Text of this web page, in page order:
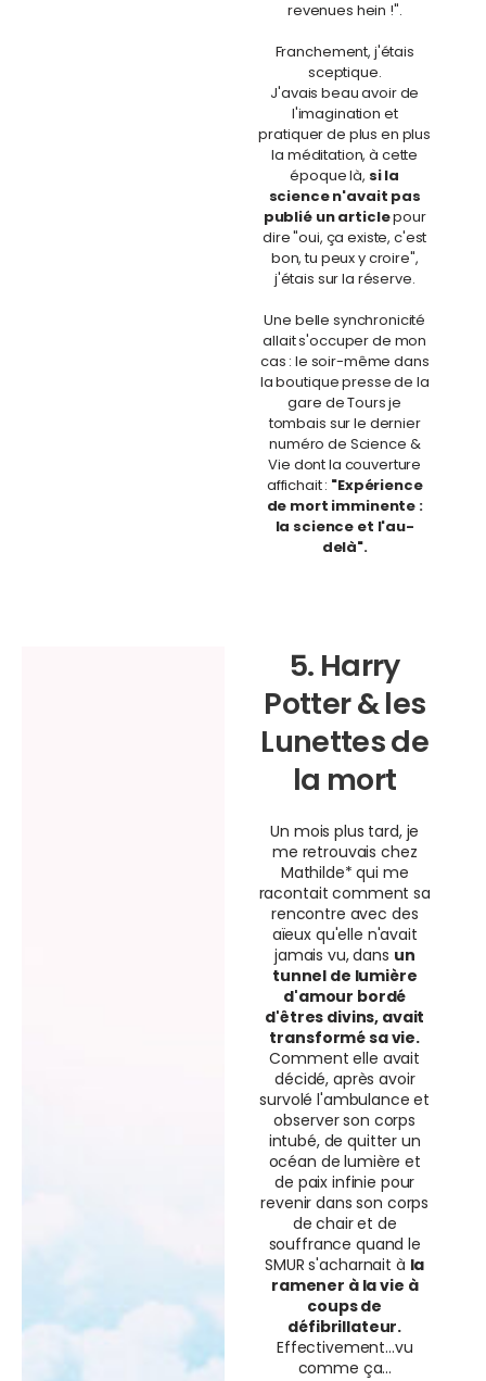
revenues hein !".
Franchement, j'étais
sceptique.
J'avais beau avoir de
l'imagination et
pratiquer de plus en plus
la méditation, à cette
époque là, si la
science n'avait pas
publié un articlepour
dire "oui, ça existe, c'est
bon, tu peux y croire",
j'étais sur la réserve.
Une belle synchronicité
allait s'occuper de mon
cas : le soir-même dans
la boutique presse de la
gare de Tours je
tombais sur le dernier
numéro de Science &
Vie dont la couverture
affichait : "Expérience
de mort imminente :
la science et l'au-
delà".
5. Harry
Potter & les
Lunettes de
la mort
Un mois plus tard, je
me retrouvais chez
Mathilde* qui me
racontait comment sa
rencontre avec des
aïeux qu'elle n'avait
jamais vu, dans un
tunnel de lumière
d'amour bordé
d'êtres divins, avait
transformé sa vie.
Comment elle avait
décidé, après avoir
survolé l'ambulance et
observer son corps
intubé, de quitter un
océan de lumière et
de paix infinie pour
revenir dans son corps
de chair et de
souffrance quand le
SMUR s'acharnait à la
ramener à la vie à
coups de
défibrillateur.
Effectivement...vu
comme ça...